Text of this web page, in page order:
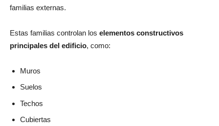
familias externas.
Estas familias controlan los elementos constructivos
principales del edificio, como:
Muros
Suelos
Techos
Cubiertas